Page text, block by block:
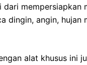
dingin, angin,
alat khusus ini